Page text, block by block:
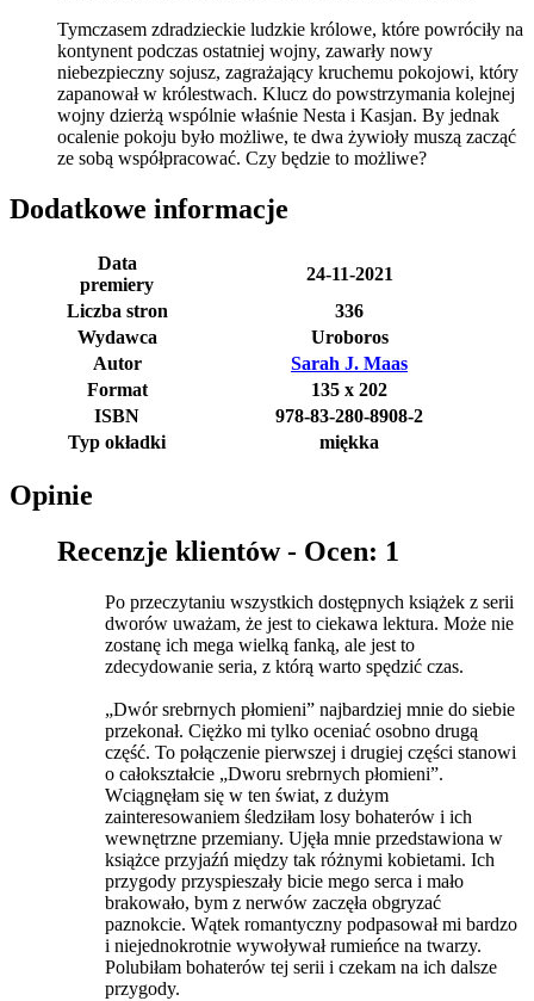
Tymczasem zdradzieckie ludzkie królowe, które powróciły na
kontynent podczas ostatniej wojny, zawarły nowy
niebezpieczny sojusz, zagrażający kruchemu pokojowi, który
zapanował w królestwach. Klucz do powstrzymania kolejnej
wojny dzierżą wspólnie właśnie Nesta i Kasjan. By jednak
ocalenie pokoju było możliwe, te dwa żywioły muszą zacząć
ze sobą współpracować. Czy będzie to możliwe?
Dodatkowe informacje
Data
premiery
24-11-2021
Liczba stron
336
Wydawca
Uroboros
Autor
Sarah J. Maas
Format
135 x 202
ISBN
978-83-280-8908-2
Typ okładki
miękka
Opinie
Recenzje klientów - Ocen: 1
Po przeczytaniu wszystkich dostępnych książek z serii
dworów uważam, że jest to ciekawa lektura. Może nie
zostanę ich mega wielką fanką, ale jest to
zdecydowanie seria, z którą warto spędzić czas.
„Dwór srebrnych płomieni” najbardziej mnie do siebie
przekonał. Ciężko mi tylko oceniać osobno drugą
część. To połączenie pierwszej i drugiej części stanowi
o całokształcie „Dworu srebrnych płomieni”.
Wciągnęłam się w ten świat, z dużym
zainteresowaniem śledziłam losy bohaterów i ich
wewnętrzne przemiany. Ujęła mnie przedstawiona w
książce przyjaźń między tak różnymi kobietami. Ich
przygody przyspieszały bicie mego serca i mało
brakowało, bym z nerwów zaczęła obgryzać
paznokcie. Wątek romantyczny podpasował mi bardzo
i niejednokrotnie wywoływał rumieńce na twarzy.
Polubiłam bohaterów tej serii i czekam na ich dalsze
przygody.